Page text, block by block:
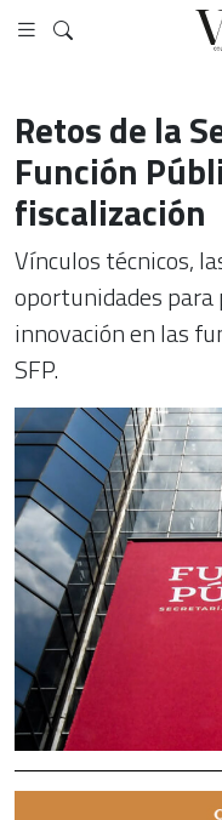
Retos de la
Función
fiscalización
Vínculos técnicos,
oportunidades para
innovación en las
SFP.